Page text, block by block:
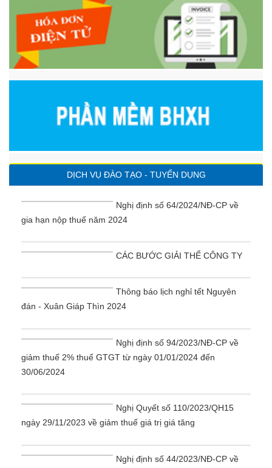
DỊCH VỤ ĐÀO TẠO - TUYỂN DỤNG
Nghị định số 64/2024/NĐ-CP về
gia hạn nộp thuế năm 2024
CÁC BƯỚC GIẢI THỂ CÔNG TY
Thông báo lịch nghỉ tết Nguyên
đán - Xuân Giáp Thìn 2024
Nghị định số 94/2023/NĐ-CP về
giảm thuế 2% thuế GTGT từ ngày 01/01/2024 đến
30/06/2024
Nghị Quyết số 110/2023/QH15
ngày 29/11/2023 về giảm thuế giá trị giá tăng
Nghị định số 44/2023/NĐ-CP về